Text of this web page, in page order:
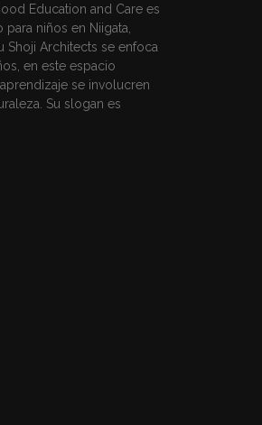
Education and Care es
niños en Niigata,
Shoji Architects se enfoca
en este espacio
se involucren
Su slogan es